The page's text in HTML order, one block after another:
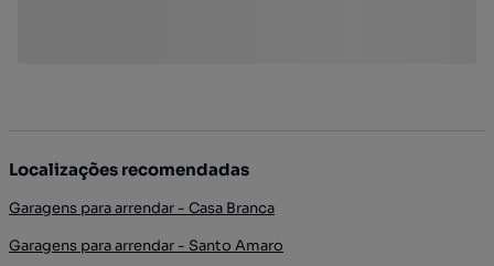
Localizações recomendadas
Garagens para arrendar - Casa Branca
Garagens para arrendar - Santo Amaro